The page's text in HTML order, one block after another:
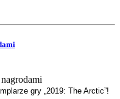
gry „2019: The Arctic”!